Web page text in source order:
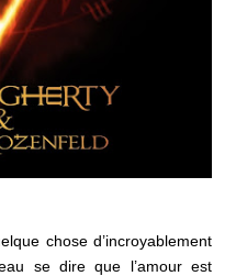
chose d’incroyablement
se dire que l’amour est